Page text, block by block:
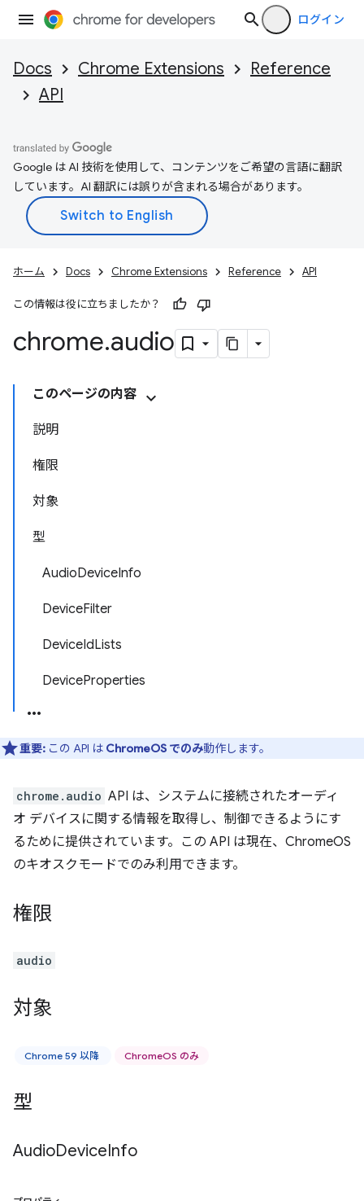
ログイン
Docs Chrome Extensions
Reference
API
Google は AI 技術を使用して、コンテンツをご希望の言語に翻訳
しています。AI 翻訳には誤りが含まれる場合があります。
ホーム Docs Chrome Extensions Reference API
この情報は役に立ちましたか？
chrome.audio
このページの内容
説明
権限
対象
型
AudioDeviceInfo
DeviceFilter
DeviceIdLists
DeviceProperties
重要: この API は ChromeOS でのみ動作します。
chrome.audio API は、システムに接続されたオーディ
オ デバイスに関する情報を取得し、制御できるようにす
るために提供されています。この API は現在、ChromeOS
のキオスクモードでのみ利用できます。
権限
audio
対象
Chrome 59 以降 ChromeOS のみ
型
AudioDeviceInfo